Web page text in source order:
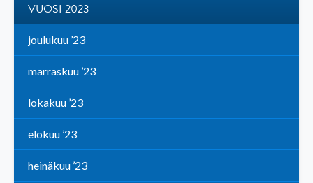
VUOSI 2023
joulukuu ’23
marraskuu ’23
lokakuu ’23
elokuu ’23
heinäkuu ’23